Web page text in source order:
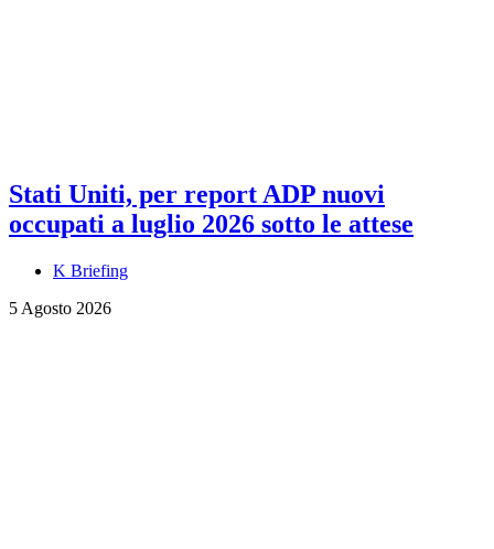
Stati Uniti, per report ADP nuovi
occupati a luglio 2026 sotto le attese
K Briefing
5 Agosto 2026